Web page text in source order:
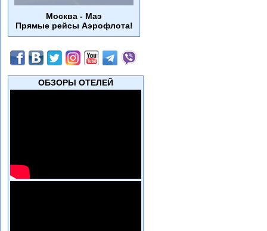
Москва - Маэ
Прямые рейсы Аэрофлота!
ОБЗОРЫ ОТЕЛЕЙ